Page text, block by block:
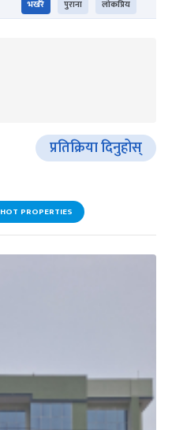
भर्खरै पुराना लोकप्रिय
प्रतिक्रिया दिनुहोस्
HOT PROPERTIES